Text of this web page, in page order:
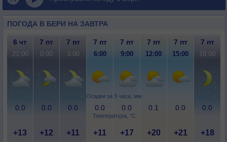
ПОГОДА В БЕРИ НА ЗАВТРА
Осадки за 3 часа, мм
Температура, °C
6 чт 7 пт 7 пт 7 пт 7 пт 7 пт 7 пт 7 пт
21:00 0:00 3:00 6:00 9:00 12:00 15:00 18:00
0.0 0.0 0.0 0.0 0.0 0.1 0.0 0.0
+13 +12 +11 +11 +17 +20 +21 +18